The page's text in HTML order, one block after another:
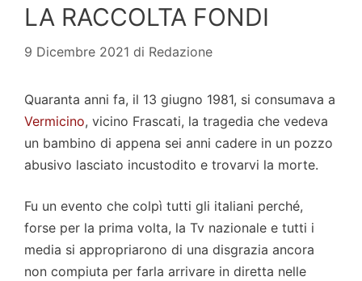
LA RACCOLTA FONDI
9 Dicembre 2021 di Redazione
Quaranta anni fa, il 13 giugno 1981, si consumava a
Vermicino, vicino Frascati, la tragedia che vedeva
un bambino di appena sei anni cadere in un pozzo
abusivo lasciato incustodito e trovarvi la morte.
Fu un evento che colpì tutti gli italiani perché,
forse per la prima volta, la Tv nazionale e tutti i
media si appropriarono di una disgrazia ancora
non compiuta per farla arrivare in diretta nelle